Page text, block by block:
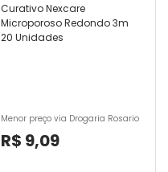
Curativo Nexcare
Microporoso Redondo 3m
20 Unidades
Menor preço via Drogaria Rosario
R$ 9,09